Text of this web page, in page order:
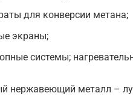
для конверсии метана;
экраны;
системы;
нержавеющий металл –